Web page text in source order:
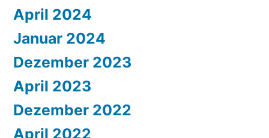
April 2024
Januar 2024
Dezember 2023
April 2023
Dezember 2022
April 2022